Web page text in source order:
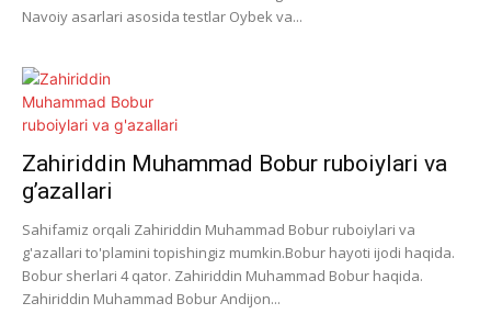
Navoiy asarlari asosida testlar Oybek va...
Zahiriddin Muhammad Bobur ruboiylari va
g’azallari
Sahifamiz orqali Zahiriddin Muhammad Bobur ruboiylari va
g'azallari to'plamini topishingiz mumkin.Bobur hayoti ijodi haqida.
Bobur sherlari 4 qator. Zahiriddin Muhammad Bobur haqida.
Zahiriddin Muhammad Bobur Andijon...